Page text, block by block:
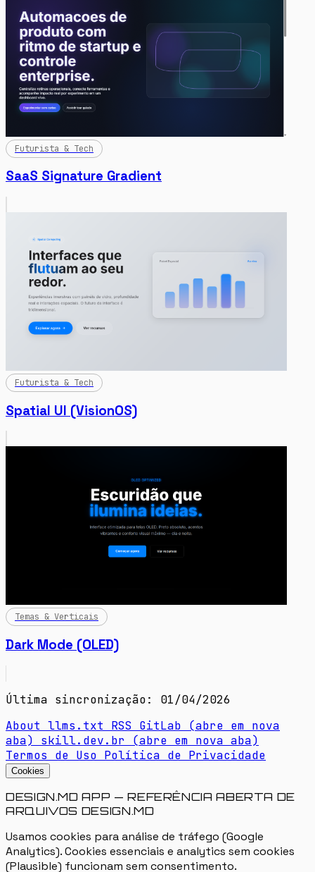
Futurista & Tech
SaaS Signature Gradient
Futurista & Tech
Spatial UI (VisionOS)
Temas & Verticais
Dark Mode (OLED)
Última sincronização: 01/04/2026
About llms.txt RSS GitLab (abre em nova
aba)
skill.dev.br (abre em nova aba)
Termos de Uso Política de Privacidade
Cookies
DESIGN.MD APP — REFERÊNCIA ABERTA DE
ARQUIVOS DESIGN.MD
Usamos cookies para análise de tráfego (Google
Analytics). Cookies essenciais e analytics sem cookies
(Plausible) funcionam sem consentimento.